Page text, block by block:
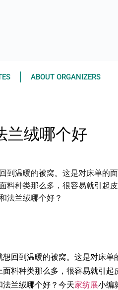
ABOUT ORGANIZERS
兰绒哪个好
到温暖的被窝。这是对床单的
料种类那么多，很容易就引起
法兰绒哪个好？
到温暖的被窝。这是对床单
料种类那么多，很容易就引起
兰绒哪个好？今天家纺展小编